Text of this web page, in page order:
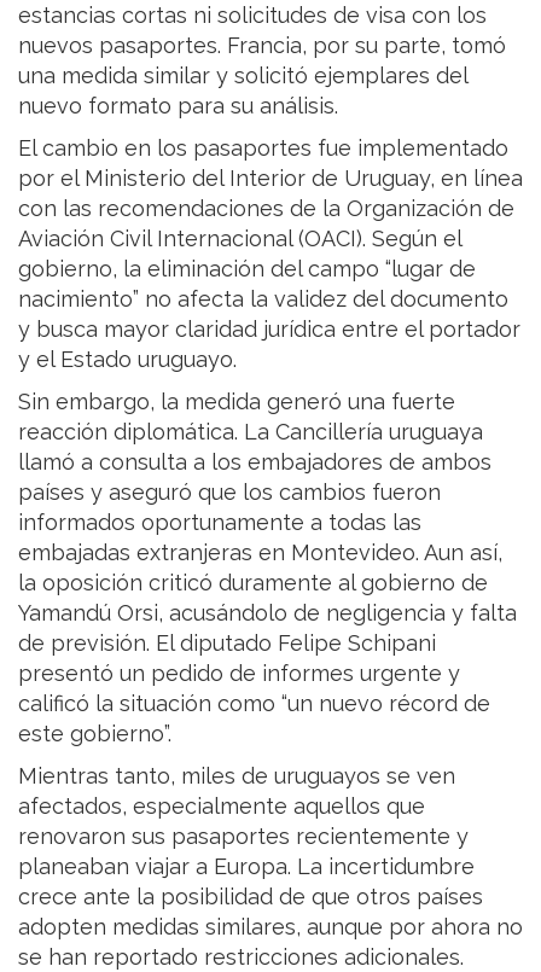
estancias cortas ni solicitudes de visa con los
nuevos pasaportes. Francia, por su parte, tomó
una medida similar y solicitó ejemplares del
nuevo formato para su análisis.
El cambio en los pasaportes fue implementado
por el Ministerio del Interior de Uruguay, en línea
con las recomendaciones de la Organización de
Aviación Civil Internacional (OACI). Según el
gobierno, la eliminación del campo “lugar de
nacimiento” no afecta la validez del documento
y busca mayor claridad jurídica entre el portador
y el Estado uruguayo.
Sin embargo, la medida generó una fuerte
reacción diplomática. La Cancillería uruguaya
llamó a consulta a los embajadores de ambos
países y aseguró que los cambios fueron
informados oportunamente a todas las
embajadas extranjeras en Montevideo. Aun así,
la oposición criticó duramente al gobierno de
Yamandú Orsi, acusándolo de negligencia y falta
de previsión. El diputado Felipe Schipani
presentó un pedido de informes urgente y
calificó la situación como “un nuevo récord de
este gobierno”.
Mientras tanto, miles de uruguayos se ven
afectados, especialmente aquellos que
renovaron sus pasaportes recientemente y
planeaban viajar a Europa. La incertidumbre
crece ante la posibilidad de que otros países
adopten medidas similares, aunque por ahora no
se han reportado restricciones adicionales.